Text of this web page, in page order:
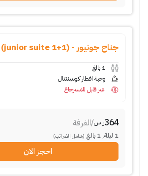
جناح جونيور - (1+1 junior suite)
1 بالغ
وجبة افطار كونتيننتال
غير قابل للاسترجاع
364ر.س/الغرفة
1 ليلة,
1 بالغ (شامل الضرائب)
احجز الان